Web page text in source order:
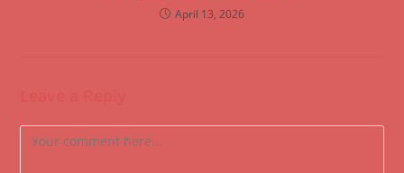
April 13, 2026
Comment